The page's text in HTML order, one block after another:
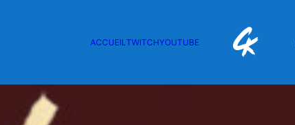
ACCUEILTWITCHYOUTUBE